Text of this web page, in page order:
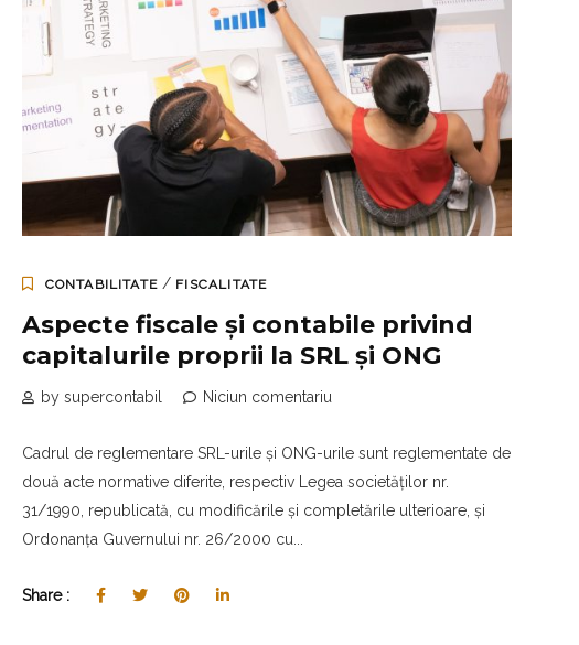
CONTABILITATE / FISCALITATE
Aspecte fiscale și contabile privind
capitalurile proprii la SRL și ONG
by supercontabil Niciun comentariu
Cadrul de reglementare SRL-urile și ONG-urile sunt reglementate de
două acte normative diferite, respectiv Legea societăților nr.
31/1990, republicată, cu modificările și completările ulterioare, și
Ordonanța Guvernului nr. 26/2000 cu...
Share :